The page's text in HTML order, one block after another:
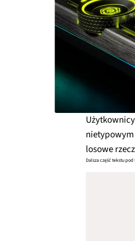
nietypowym
losowe
Dalsza część tekstu